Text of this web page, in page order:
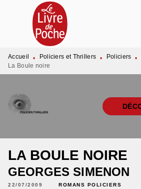
MENU RECHERCHE
PIED DE PAGE
Accueil • Policiers et Thrillers • Policiers •
La Boule noire
LA BOULE NOIRE
GEORGES SIMENON
22/07/2009 ROMANS POLICIERS